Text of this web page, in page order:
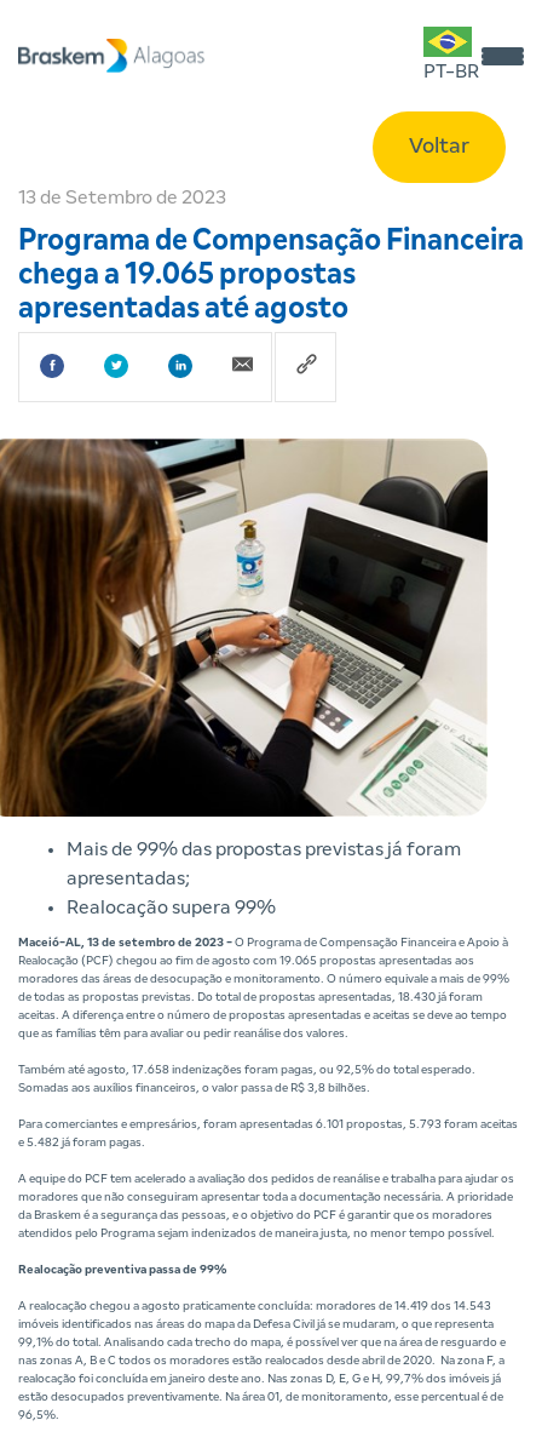
PT-BR
Voltar
13 de Setembro de 2023
Programa de Compensação Financeira
chega a 19.065 propostas
apresentadas até agosto
Mais de 99% das propostas previstas já foram
apresentadas;
Realocação supera 99%
Maceió-AL, 13 de setembro de 2023 - O Programa de Compensação Financeira e Apoio à
Realocação (PCF) chegou ao fim de agosto com 19.065 propostas apresentadas aos
moradores das áreas de desocupação e monitoramento. O número equivale a mais de 99%
de todas as propostas previstas. Do total de propostas apresentadas, 18.430 já foram
aceitas. A diferença entre o número de propostas apresentadas e aceitas se deve ao tempo
que as famílias têm para avaliar ou pedir reanálise dos valores.
Também até agosto, 17.658 indenizações foram pagas, ou 92,5% do total esperado.
Somadas aos auxílios financeiros, o valor passa de R$ 3,8 bilhões.
Para comerciantes e empresários, foram apresentadas 6.101 propostas, 5.793 foram aceitas
e 5.482 já foram pagas.
A equipe do PCF tem acelerado a avaliação dos pedidos de reanálise e trabalha para ajudar os
moradores que não conseguiram apresentar toda a documentação necessária. A prioridade
da Braskem é a segurança das pessoas, e o objetivo do PCF é garantir que os moradores
atendidos pelo Programa sejam indenizados de maneira justa, no menor tempo possível.
Realocação preventiva passa de 99%
A realocação chegou a agosto praticamente concluída: moradores de 14.419 dos 14.543
imóveis identificados nas áreas do mapa da Defesa Civil já se mudaram, o que representa
99,1% do total. Analisando cada trecho do mapa, é possível ver que na área de resguardo e
nas zonas A, B e C todos os moradores estão realocados desde abril de 2020. Na zona F, a
realocação foi concluída em janeiro deste ano. Nas zonas D, E, G e H, 99,7% dos imóveis já
estão desocupados preventivamente. Na área 01, de monitoramento, esse percentual é de
96,5%.